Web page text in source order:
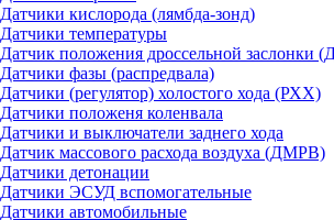
Датчики кислорода (лямбда-зонд)
Датчики температуры
Датчик положения дроссельной заслонки
Датчики фазы (распредвала)
Датчики (регулятор) холостого хода (РХХ)
Датчики положеня коленвала
Датчики и выключатели заднего хода
Датчик массового расхода воздуха (ДМРВ)
Датчики детонации
Датчики ЭСУД вспомогательные
Датчики автомобильные